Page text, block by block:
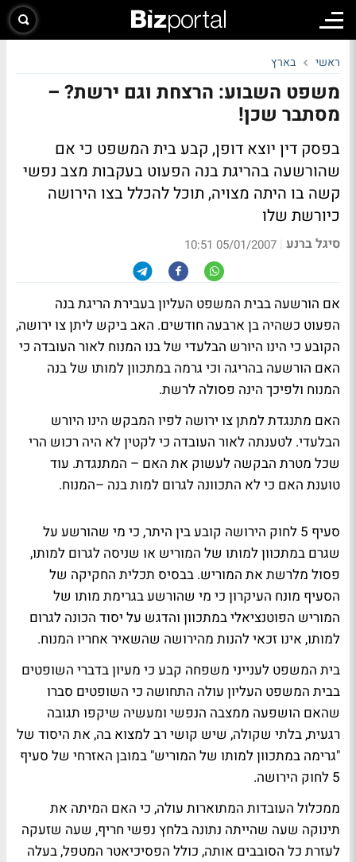
ראשי בארץ
משפט השבוע: הרצחת וגם ירשת? –
מסתבר שכן!
בפסק דין יוצא דופן, קבע בית המשפט כי אם
שהורשעה בהריגת בנה הפעוט בעקבות מצב נפשי
קשה בו היתה מצויה, תוכל להכלל בצו הירושה
כיורשת שלו
סיגל ברנע |
05/01/2007 10:51
אם הורשעה בבית המשפט העליון בעבירת הריגת בנה
הפעוט כשהיה בן ארבעה חודשים. האב ביקש ליתן צו ירושה,
הקובע כי הינו היורש הבלעדי של בנו המנוח לאור העובדה כי
האם הורשעה בהריגה וכי גרמה במתכוון למותו של בנה
המנוח ולפיכך הינה פסולה לרשת.
האם מתנגדת למתן צו ירושה לפיו המבקש הינו היורש
הבלעדי. לטענתה לאור העובדה כי לקטין לא היה רכוש הרי
שכל מטרת הבקשה לעשוק את האם – המתנגדת. עוד
טוענת האם כי לא התכוונה לגרום למות בנה –המנוח.
סעיף 5 לחוק הירושה קובע בין היתר, כי מי שהורשע על
שגרם במתכוון למותו של המוריש או שניסה לגרום למותו,
פסול מלרשת את המוריש. בבסיס תכלית החקיקה של
הסעיף מונח העיקרון כי מי שהורשע בגרימת מותו של
המוריש הפוטנציאלי במתכוון והדגש על יסוד הכונה לגרום
למותו, אינו זכאי להנות מהירושה שהשאיר אחריו המנוח.
בית המשפט לענייני משפחה קבע כי מעיון בדברי השופטים
בבית המשפט העליון עולה התחושה כי השופטים סברו
שהאם הושפעה ממצבה הנפשי ומעשיה שיקפו תגובה
רגעית, בלתי שקולה, שיש קושי רב למצוא בה, את היסוד של
"גרימה במתכוון למותו של המוריש" במובן האזרחי של סעיף
5 לחוק הירושה.
ממכלול העובדות המתוארות עולה, כי האם המיתה את
תינוקה שעה שהייתה נתונה בלחץ נפשי חריף, שעה שזעקה
לעזרת כל הסובבים אותה, כולל הפסיכיאטר המטפל, בעלה